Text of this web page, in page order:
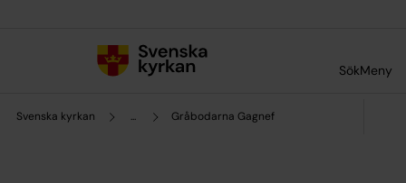
SökMeny
Svenska kyrkan ... Gråbodarna Gagnef